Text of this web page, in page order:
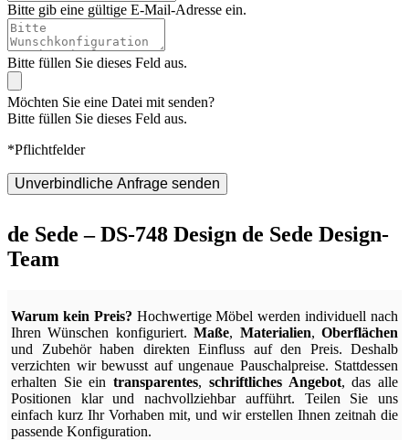
Bitte gib eine gültige E-Mail-Adresse ein.
Bitte füllen Sie dieses Feld aus.
Möchten Sie eine Datei mit senden?
Bitte füllen Sie dieses Feld aus.
*Pflichtfelder
Unverbindliche Anfrage senden
de Sede – DS-748 Design de Sede Design-
Team
Warum kein Preis? Hochwertige Möbel werden individuell nach
Ihren Wünschen konfiguriert.Maße, Materialien,Oberflächen
und Zubehör haben direkten Einfluss auf den Preis. Deshalb
verzichten wir bewusst auf ungenaue Pauschalpreise. Stattdessen
erhalten Sie eintransparentes, schriftliches Angebot, das alle
Positionen klar und nachvollziehbar aufführt. Teilen Sie uns
einfach kurz Ihr Vorhaben mit, und wir erstellen Ihnen zeitnah die
passende Konfiguration.